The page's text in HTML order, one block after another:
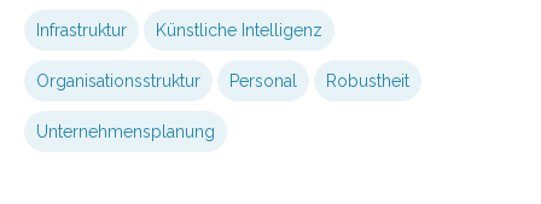
Infrastruktur Künstliche Intelligenz
Organisationsstruktur Personal Robustheit
Unternehmensplanung